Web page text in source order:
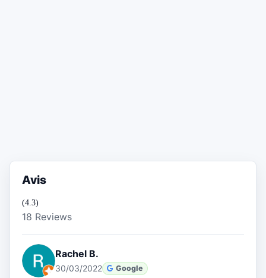
Avis
(4.3)
18 Reviews
Rachel B.
30/03/2022 Google